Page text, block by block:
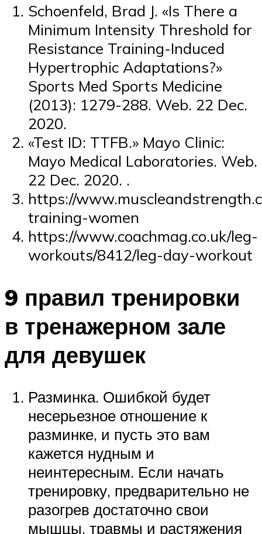
Schoenfeld, Brad J. «Is There a
Minimum Intensity Threshold for
Resistance Training-Induced
Hypertrophic Adaptations?»
Sports Med Sports Medicine
(2013): 1279-288. Web. 22 Dec.
2020.
«Test ID: TTFB.» Mayo Clinic:
Mayo Medical Laboratories. Web.
22 Dec. 2020. .
https://
training-women
https://www.coachmag.co.uk/leg-
workouts/8412/leg-day-workout
9 правил тренировки
в тренажерном зале
для девушек
Разминка. Ошибкой будет
несерьезное отношение к
разминке, и пусть это вам
кажется нудным и
неинтересным. Если начать
тренировку, предварительно не
разогрев достаточно свои
мышцы, травмы и растяжения